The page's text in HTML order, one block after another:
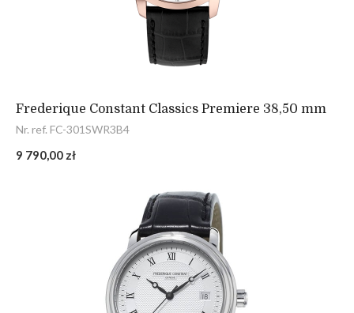
Frederique Constant Classics Premiere 38,50 mm
Nr. ref. FC-301SWR3B4
9 790,00 zł